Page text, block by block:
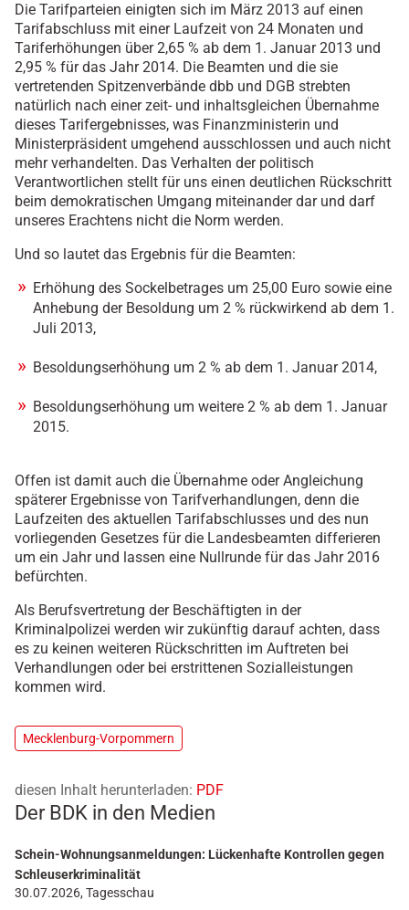
Die Tarifparteien einigten sich im März 2013 auf einen
Tarifabschluss mit einer Laufzeit von 24 Monaten und
Tariferhöhungen über 2,65 % ab dem 1. Januar 2013 und
2,95 % für das Jahr 2014. Die Beamten und die sie
vertretenden Spitzenverbände dbb und DGB strebten
natürlich nach einer zeit- und inhaltsgleichen Übernahme
dieses Tarifergebnisses, was Finanzministerin und
Ministerpräsident umgehend ausschlossen und auch nicht
mehr verhandelten. Das Verhalten der politisch
Verantwortlichen stellt für uns einen deutlichen Rückschritt
beim demokratischen Umgang miteinander dar und darf
unseres Erachtens nicht die Norm werden.
Und so lautet das Ergebnis für die Beamten:
Erhöhung des Sockelbetrages um 25,00 Euro sowie eine
Anhebung der Besoldung um 2 % rückwirkend ab dem 1.
Juli 2013,
Besoldungserhöhung um 2 % ab dem 1. Januar 2014,
Besoldungserhöhung um weitere 2 % ab dem 1. Januar
2015.
Offen ist damit auch die Übernahme oder Angleichung
späterer Ergebnisse von Tarifverhandlungen, denn die
Laufzeiten des aktuellen Tarifabschlusses und des nun
vorliegenden Gesetzes für die Landesbeamten differieren
um ein Jahr und lassen eine Nullrunde für das Jahr 2016
befürchten.
Als Berufsvertretung der Beschäftigten in der
Kriminalpolizei werden wir zukünftig darauf achten, dass
es zu keinen weiteren Rückschritten im Auftreten bei
Verhandlungen oder bei erstrittenen Sozialleistungen
kommen wird.
Mecklenburg-Vorpommern
diesen Inhalt herunterladen: PDF
Der BDK in den Medien
Schein-Wohnungsanmeldungen: Lückenhafte Kontrollen gegen
Schleuserkriminalität
30.07.2026, Tagesschau